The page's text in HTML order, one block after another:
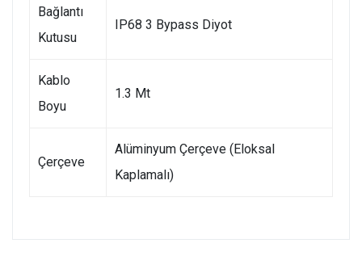
Bağlantı
Kutusu
IP68 3 Bypass Diyot
Kablo
Boyu
1.3 Mt
Çerçeve
Alüminyum Çerçeve (Eloksal
Kaplamalı)